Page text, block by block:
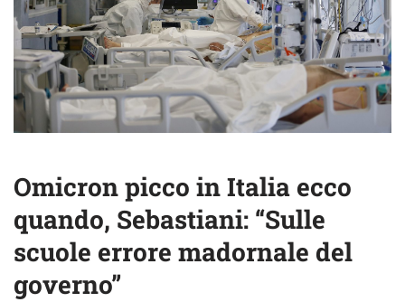
Omicron picco in Italia ecco
quando, Sebastiani: “Sulle
scuole errore madornale del
governo”